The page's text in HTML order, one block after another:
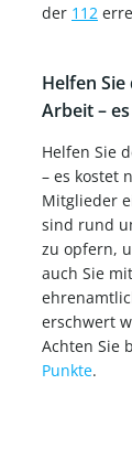
der 112
Helfen
Arbeit –
Helfen Sie
– es kostet
Mitglieder
sind rund
zu opfern,
auch Sie
erschwert
Achten Sie
Punkte.